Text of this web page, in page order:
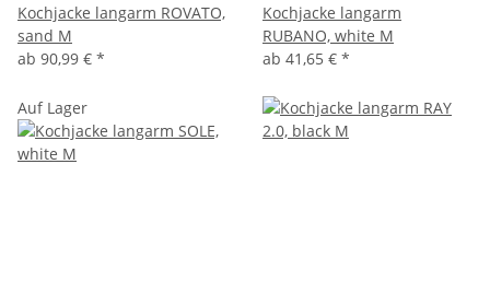
Kochjacke langarm ROVATO,
sand M
ab 90,99 € *
Kochjacke langarm
RUBANO, white M
ab 41,65 € *
Auf Lager